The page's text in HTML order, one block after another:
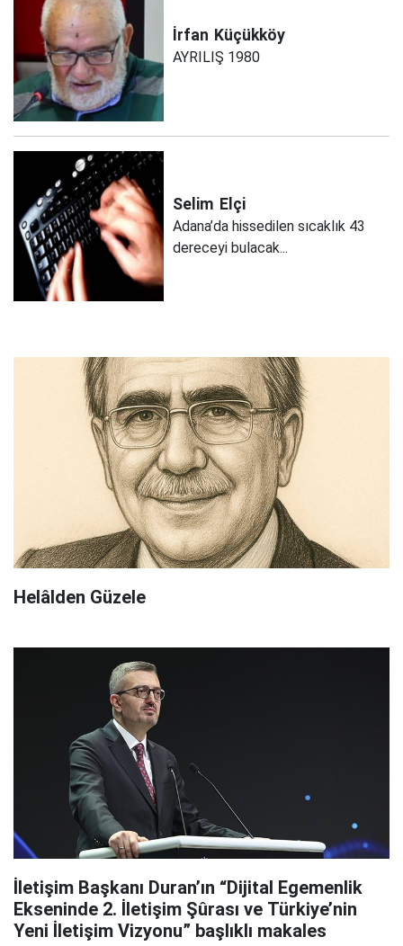
İrfan Küçükköy
AYRILIŞ 1980
Selim Elçi
Adana’da hissedilen sıcaklık 43
dereceyi bulacak...
Helâlden Güzele
İletişim Başkanı Duran’ın “Dijital Egemenlik
Ekseninde 2. İletişim Şûrası ve Türkiye’nin
Yeni İletişim Vizyonu” başlıklı makales